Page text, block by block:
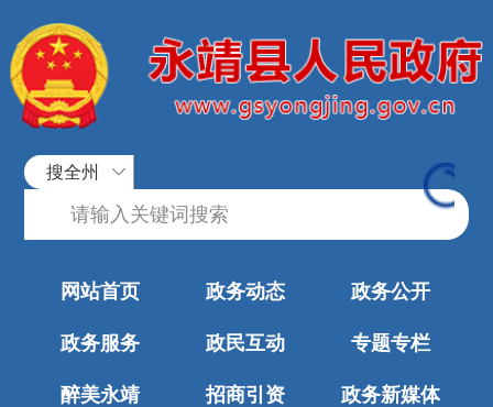
搜全州
网站首页 政务动态 政务公开
政务服务 政民互动 专题专栏
醉美永靖 招商引资 政务新媒体